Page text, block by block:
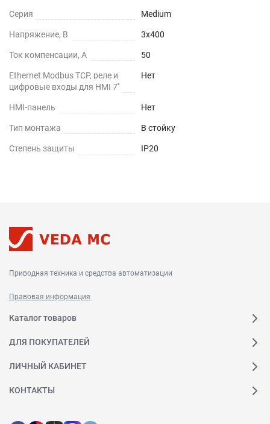
Серия Medium
Напряжение, В 3х400
Ток компенсации, А 50
Ethernet Modbus TCP, реле и
цифровые входы для HMI 7''
Нет
HMI-панель Нет
Тип монтажа В стойку
Степень защиты IP20
Приводная техника и средства автоматизации
Правовая информация
Каталог товаров
ДЛЯ ПОКУПАТЕЛЕЙ
ЛИЧНЫЙ КАБИНЕТ
КОНТАКТЫ